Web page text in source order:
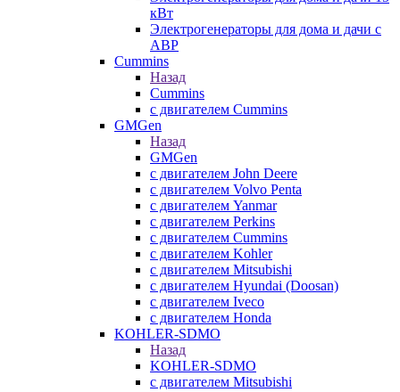
кВт
Электрогенераторы для дома и дачи с
АВР
Cummins
Назад
Cummins
с двигателем Cummins
GMGen
Назад
GMGen
с двигателем John Deere
с двигателем Volvo Penta
с двигателем Yanmar
с двигателем Perkins
с двигателем Cummins
с двигателем Kohler
с двигателем Mitsubishi
с двигателем Hyundai (Doosan)
с двигателем Iveco
с двигателем Honda
KOHLER-SDMO
Назад
KOHLER-SDMO
с двигателем Mitsubishi